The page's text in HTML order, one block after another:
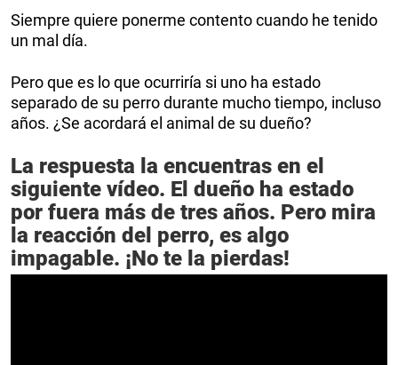
Siempre quiere ponerme contento cuando he tenido
un mal día.
Pero que es lo que ocurriría si uno ha estado
separado de su perro durante mucho tiempo, incluso
años. ¿Se acordará el animal de su dueño?
La respuesta la encuentras en el
siguiente vídeo. El dueño ha estado
por fuera más de tres años. Pero mira
la reacción del perro, es algo
impagable. ¡No te la pierdas!